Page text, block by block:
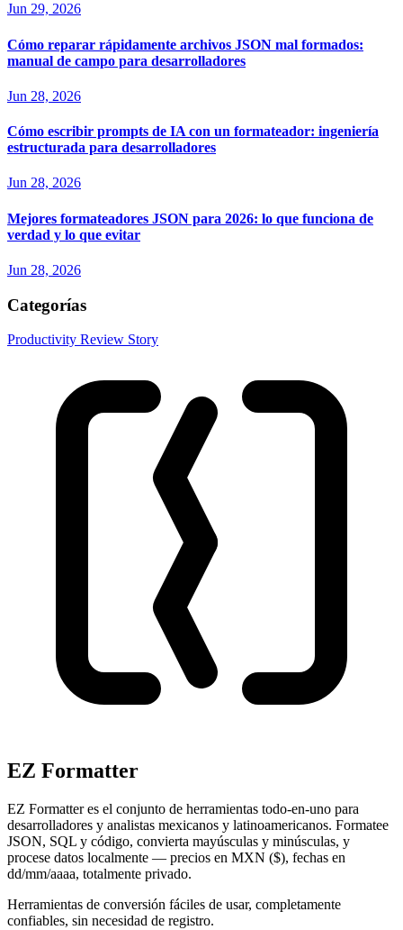
Jun 29, 2026
Cómo reparar rápidamente archivos JSON mal formados:
manual de campo para desarrolladores
Jun 28, 2026
Cómo escribir prompts de IA con un formateador: ingeniería
estructurada para desarrolladores
Jun 28, 2026
Mejores formateadores JSON para 2026: lo que funciona de
verdad y lo que evitar
Jun 28, 2026
Categorías
Productivity Review Story
EZ Formatter
EZ Formatter es el conjunto de herramientas todo-en-uno para
desarrolladores y analistas mexicanos y latinoamericanos. Formatee
JSON, SQL y código, convierta mayúsculas y minúsculas, y
procese datos localmente — precios en MXN ($), fechas en
dd/mm/aaaa, totalmente privado.
Herramientas de conversión fáciles de usar, completamente
confiables, sin necesidad de registro.